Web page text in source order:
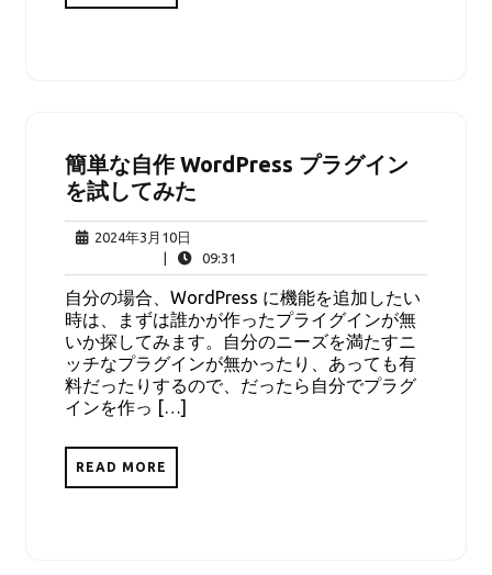
簡単な自作 WordPress プラグイン
を試してみた
2024年3月10日
年
3
月
10
日
09:31
自分の場合、WordPress に機能を追加したい
時は、まずは誰かが作ったプライグインが無
いか探してみます。自分のニーズを満たすニ
ッチなプラグインが無かったり、あっても有
料だったりするので、だったら自分でプラグ
インを作っ […]
READ MORE